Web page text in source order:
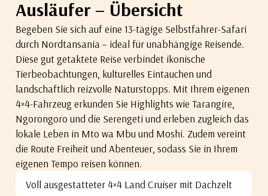
Ausläufer – Übersicht
Begeben Sie sich auf eine 13-tägige Selbstfahrer-Safari
durch Nordtansania – ideal für unabhängige Reisende.
Diese gut getaktete Reise verbindet ikonische
Tierbeobachtungen, kulturelles Eintauchen und
landschaftlich reizvolle Naturstopps. Mit Ihrem eigenen
4×4-Fahrzeug erkunden Sie Highlights wie Tarangire,
Ngorongoro und die Serengeti und erleben zugleich das
lokale Leben in Mto wa Mbu und Moshi. Zudem vereint
die Route Freiheit und Abenteuer, sodass Sie in Ihrem
eigenen Tempo reisen können.
Voll ausgestatteter 4×4 Land Cruiser mit Dachzelt